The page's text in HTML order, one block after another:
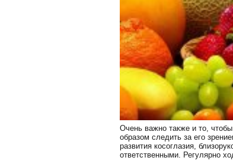
Очень важно также и то,
образом следить за его
развития косоглазия,
ответственными. Регулярно